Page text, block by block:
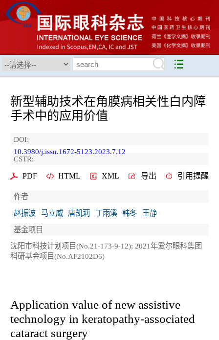
新型辅助技术在角膜病相关性白内障
手术中的应用价值
DOI:
10.3980/j.issn.1672-5123.2023.7.12
CSTR:
PDF HTML XML 导出 引用提醒
作者
赵振波
马立威 唐凯莉 丁雨溪 韩冬
王静
基金项目
沈阳市科技计划项目(No.21-173-9-12); 2021年爱尔眼科集团
科研基金项目(No.AF2102D6)
Application value of new assistive
technology in keratopathy-associated
cataract surgery